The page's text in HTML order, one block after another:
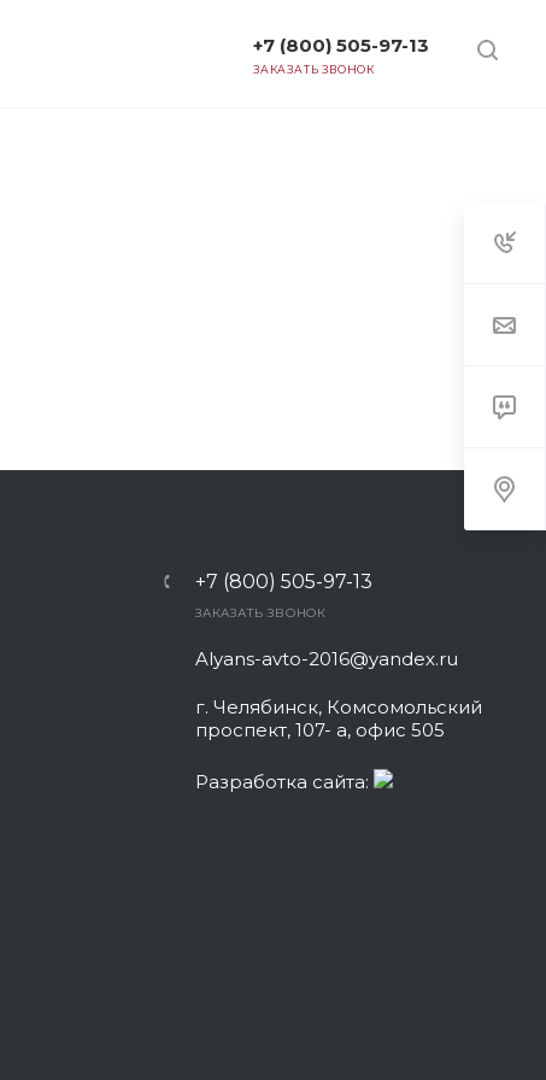
+7 (800) 505-97-13
ЗАКАЗАТЬ ЗВОНОК
+7 (800) 505-97-13
ЗАКАЗАТЬ ЗВОНОК
Alyans-avto-2016@yandex.ru
г. Челябинск, Комсомольский
проспект, 107- а, офис 505
Разработка сайта: